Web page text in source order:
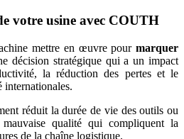
votre usine avec COUTH
mettre en œuvre pour marquer
décision stratégique qui a un impact
la réduction des pertes et le
internationales.
réduit la durée de vie des outils ou
qualité qui compliquent la
de la chaîne logistique.